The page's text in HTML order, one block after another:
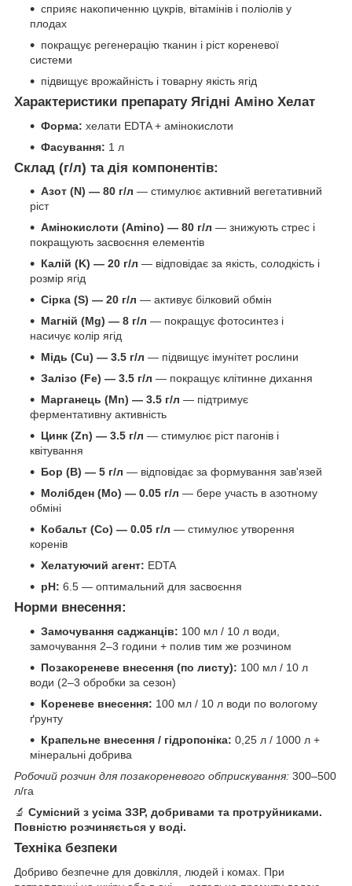
сприяє накопиченню цукрів, вітамінів і поліолів у
плодах
покращує регенерацію тканин і ріст кореневої
системи
підвищує врожайність і товарну якість ягід
Характеристики препарату Ягідні Аміно Хелат
Форма: хелати EDTA + амінокислоти
Фасування: 1 л
Склад (г/л) та дія компонентів:
Азот (N) — 80 г/л — стимулює активний вегетативний
ріст
Амінокислоти (Amino) — 80 г/л — знижують стрес і
покращують засвоєння елементів
Калій (K) — 20 г/л — відповідає за якість, солодкість і
розмір ягід
Сірка (S) — 20 г/л — активує білковий обмін
Магній (Mg) — 8 г/л — покращує фотосинтез і
насичує колір ягід
Мідь (Cu) — 3.5 г/л — підвищує імунітет рослини
Залізо (Fe) — 3.5 г/л — покращує клітинне дихання
Марганець (Mn) — 3.5 г/л — підтримує
ферментативну активність
Цинк (Zn) — 3.5 г/л — стимулює ріст пагонів і
квітування
Бор (B) — 5 г/л — відповідає за формування зав'язей
Молібден (Mo) — 0.05 г/л — бере участь в азотному
обміні
Кобальт (Co) — 0.05 г/л — стимулює утворення
коренів
Хелатуючий агент: EDTA
рН: 6.5 — оптимальний для засвоєння
Норми внесення:
Замочування саджанців: 100 мл / 10 л води,
замочування 2–3 години + полив тим же розчином
Позакореневе внесення (по листу): 100 мл / 10 л
води (2–3 обробки за сезон)
Кореневе внесення: 100 мл / 10 л води по вологому
ґрунту
Крапельне внесення / гідропоніка: 0,25 л / 1000 л +
мінеральні добрива
Робочий розчин для позакореневого обприскування: 300–500
л/га
🔬 Сумісний з усіма ЗЗР, добривами та протруйниками.
Повністю розчиняється у воді.
Техніка безпеки
Добриво безпечне для довкілля, людей і комах. При